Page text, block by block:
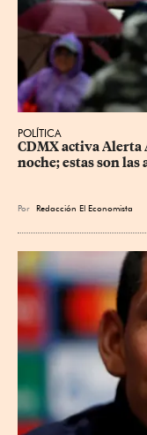
POLÍTICA
CDMX activa
noche; estas son las
Por Redacción El Economista